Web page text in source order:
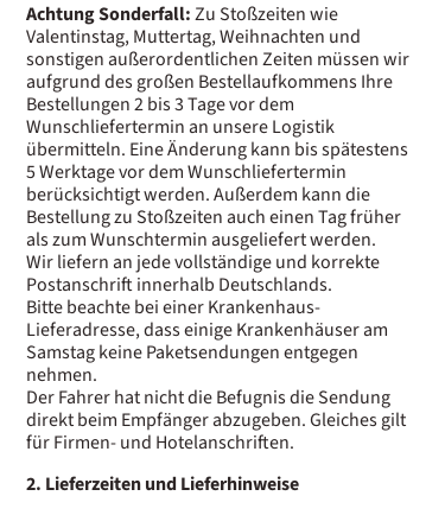
Achtung Sonderfall:Zu Stoßzeiten wie
Valentinstag, Muttertag, Weihnachten und
sonstigen außerordentlichen Zeiten müssen wir
aufgrund des großen Bestellaufkommens Ihre
Bestellungen 2 bis 3 Tage vor dem
Wunschliefertermin an unsere Logistik
übermitteln. Eine Änderung kann bis spätestens
5 Werktage vor dem Wunschliefertermin
berücksichtigt werden. Außerdem kann die
Bestellung zu Stoßzeiten auch einen Tag früher
als zum Wunschtermin ausgeliefert werden.
Wir liefern an jede vollständige und korrekte
Postanschrift innerhalb Deutschlands.
Bitte beachte bei einer Krankenhaus-
Lieferadresse, dass einige Krankenhäuser am
Samstag keine Paketsendungen entgegen
nehmen.
Der Fahrer hat nicht die Befugnis die Sendung
direkt beim Empfänger abzugeben. Gleiches gilt
für Firmen- und Hotelanschriften.
2. Lieferzeiten und Lieferhinweise